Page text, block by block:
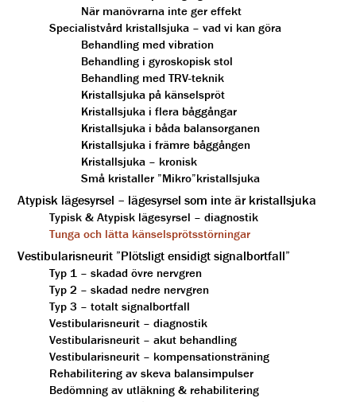
När manövrarna inte ger effekt
Specialistvård kristallsjuka – vad vi kan göra
Behandling med vibration
Behandling i gyroskopisk stol
Behandling med TRV-teknik
Kristallsjuka på känselspröt
Kristallsjuka i flera båggångar
Kristallsjuka i båda balansorganen
Kristallsjuka i främre båggången
Kristallsjuka – kronisk
Små kristaller ”Mikro”kristallsjuka
Atypisk lägesyrsel – lägesyrsel som inte är kristallsjuka
Typisk & Atypisk lägesyrsel – diagnostik
Tunga och lätta känselsprötsstörningar
Vestibularisneurit ”Plötsligt ensidigt signalbortfall”
Typ 1 – skadad övre nervgren
Typ 2 – skadad nedre nervgren
Typ 3 – totalt signalbortfall
Vestibularisneurit – diagnostik
Vestibularisneurit – akut behandling
Vestibularisneurit – kompensationsträning
Rehabilitering av skeva balansimpulser
Bedömning av utläkning & rehabilitering